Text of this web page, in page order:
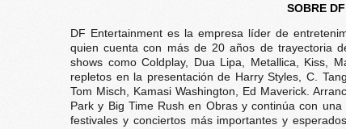
SOBRE
DF Entertainment es la empresa líder de
quien cuenta con más de 20 años de trayectoria
shows como Coldplay, Dua Lipa, Metallica, Kiss,
repletos en la presentación de Harry Styles, C.
Tom Misch, Kamasi Washington, Ed Maverick.
Park y Big Time Rush en Obras y continúa con
festivales y conciertos más importantes y